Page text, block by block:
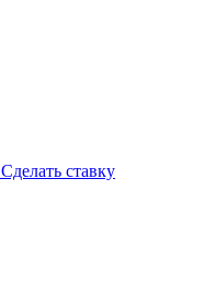
Сделать ставку